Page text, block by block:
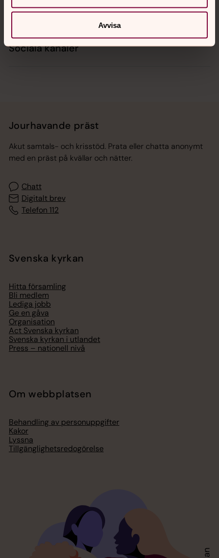
Avvisa
Hitta snabbt
Sociala kanaler
Jourhavande präst
Akut samtals- och krisstöd. Prata eller chatta anonymt
med en präst på kvällar och nätter.
Chatt
Digitalt brev
Telefon 112
Svenska kyrkan
Hitta församling
Bli medlem
Lediga jobb
Ge en gåva
Organisation
Act Svenska kyrkan
Svenska kyrkan i utlandet
Press – nationell nivå
Om webbplatsen
Behandling av personuppgifter
Kakor
Lyssna
Tillgänglighetsredogörelse